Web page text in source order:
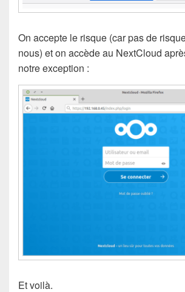
On accepte le risque (car pas de
nous) et on accède au NextCloud
notre exception :
Et voilà.